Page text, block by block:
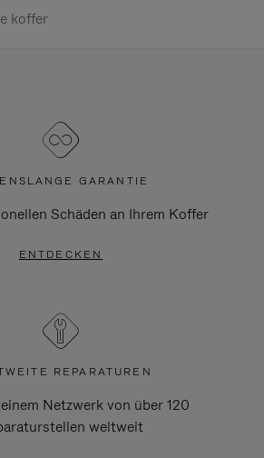
koffer
GARANTIE
Schäden an Ihrem Koffer
ENTDECKEN
REPARATUREN
Netzwerk von über 120
weltweit